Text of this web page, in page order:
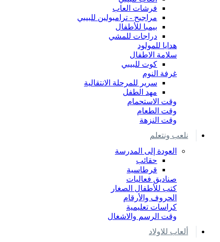
فرشات العاب
مراجيح - ترامبولين للبيبي
بيمبا للأطفال
دراجات للمشي
هدايا للمولود
سلامة الاطفال
كوت للبيبي
غرفة النوم
سرير للمرحلة الانتقالية
مهد الطفل
وقت الاستحمام
وقت الطعام
وقت النزهة
نلعب ونتعلم
العودة إلى المدرسة
حقائب
قرطاسية
صناديق فعاليات
كتب للأطفال الصغار
الحروف والأرقام
كراسات تعليمية
وقت الرسم والاشغال
ألعاب للاولاد